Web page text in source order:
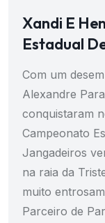
Xandi E
Estadual
Com um
Alexandre
conquistaram
Campeonato
Jangadeiros
na raia da
muito
Parceiro de